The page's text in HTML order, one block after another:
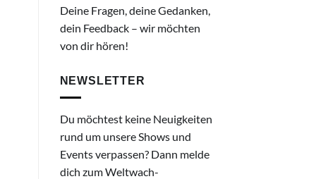
Deine Fragen, deine Gedanken,
dein Feedback – wir möchten
von dir hören!
NEWSLETTER
Du möchtest keine Neuigkeiten
rund um unsere Shows und
Events verpassen? Dann melde
dich zum Weltwach-